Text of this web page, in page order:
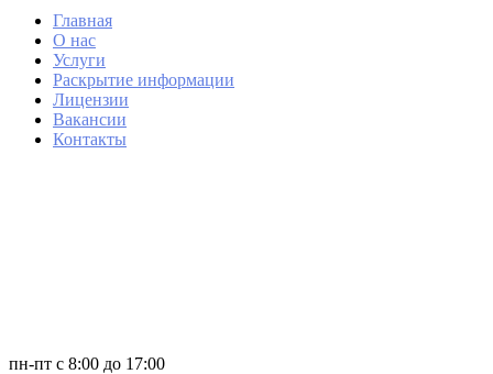
Главная
О нас
Услуги
Раскрытие информации
Лицензии
Вакансии
Контакты
пн-пт с 8:00 до 17:00